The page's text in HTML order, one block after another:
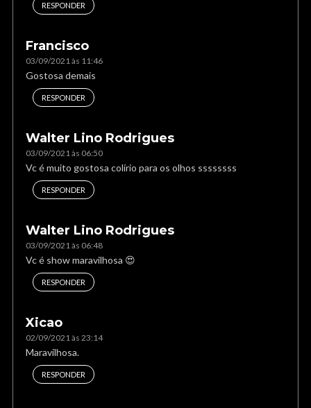
RESPONDER
Francisco
03/09/2021 às 11:46
Gostosa demais
RESPONDER
Walter Lino Rodrigues
03/09/2021 às 06:50
Vc é muito gostosa colírio para os olhos ssssssss
RESPONDER
Walter Lino Rodrigues
03/09/2021 às 06:48
Vc é show maravilhosa 😍
RESPONDER
Xicao
02/09/2021 às 23:14
Maravilhosa.
RESPONDER